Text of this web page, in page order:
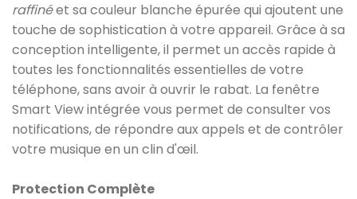
raffinéet sa couleur blanche épurée qui ajoutent une
touche de sophistication à votre appareil. Grâce à sa
conception intelligente, il permet un accès rapide à
toutes les fonctionnalités essentielles de votre
téléphone, sans avoir à ouvrir le rabat. La fenêtre
Smart View intégrée vous permet de consulter vos
notifications, de répondre aux appels et de contrôler
votre musique en un clin d'œil.
Protection Complète